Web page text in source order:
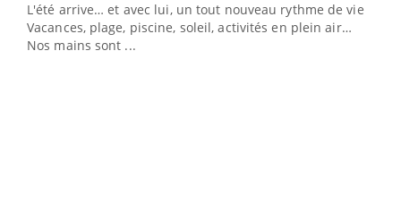
L'été arrive… et avec lui, un tout nouveau rythme de vie !
Vacances, plage, piscine, soleil, activités en plein air…
Nos mains sont ...